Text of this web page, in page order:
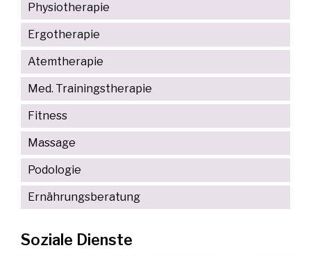
Physiotherapie
Ergotherapie
Atemtherapie
Med. Trainingstherapie
Fitness
Massage
Podologie
Ernährungsberatung
Soziale Dienste